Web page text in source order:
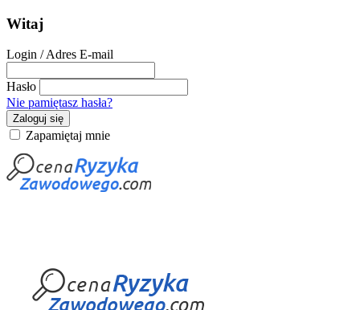
Witaj
Login / Adres E-mail
Hasło
Nie pamiętasz hasła?
Zaloguj się
Zapamiętaj mnie